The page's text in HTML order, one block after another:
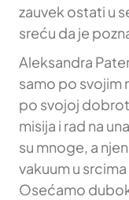
zauvek ostati u
sreću da je
Aleksandra
samo po svojim
po svojoj
misija i rad na
su mnoge, a
vakuum u
Osećamo